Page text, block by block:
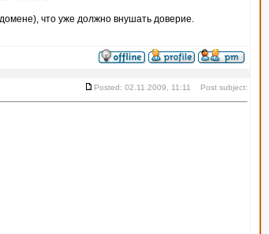
что уже должно внушать доверие.
Posted: 02.11.2009, 11:11 Post subject: